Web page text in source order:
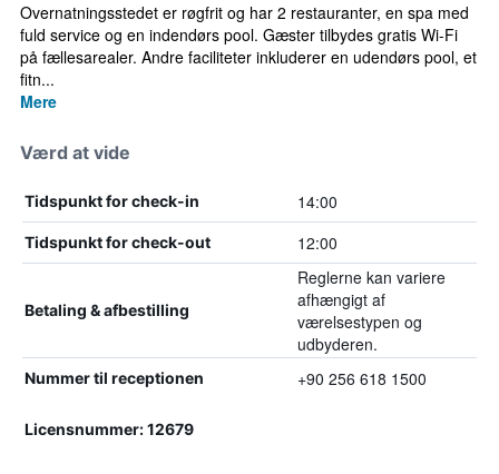
Overnatningsstedet er røgfrit og har 2 restauranter, en spa med
fuld service og en indendørs pool. Gæster tilbydes gratis Wi-Fi
på fællesarealer. Andre faciliteter inkluderer en udendørs pool, et
fitn...
Mere
Værd at vide
Tidspunkt for check-in 14:00
Tidspunkt for check-out 12:00
Betaling & afbestilling
Reglerne kan variere
afhængigt af
værelsestypen og
udbyderen.
Nummer til receptionen +90 256 618 1500
Licensnummer: 12679